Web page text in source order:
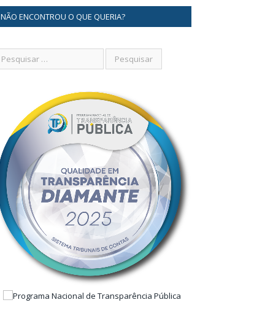
NÃO ENCONTROU O QUE QUERIA?